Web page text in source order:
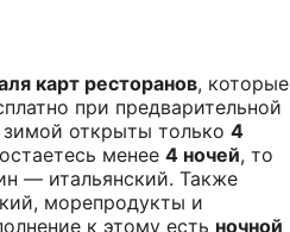
карт ресторанов, которые
при предварительной
открыты только 4
менее 4 ночей, то
— итальянский. Также
морепродукты и
к этому есть ночной